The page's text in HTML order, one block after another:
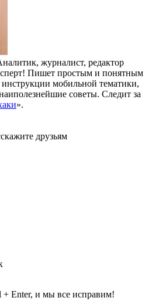
журналист, редактор
Пишет простым и понятным
мобильной тематики,
советы. Следит за
».
друзьям
Enter, и мы все исправим!